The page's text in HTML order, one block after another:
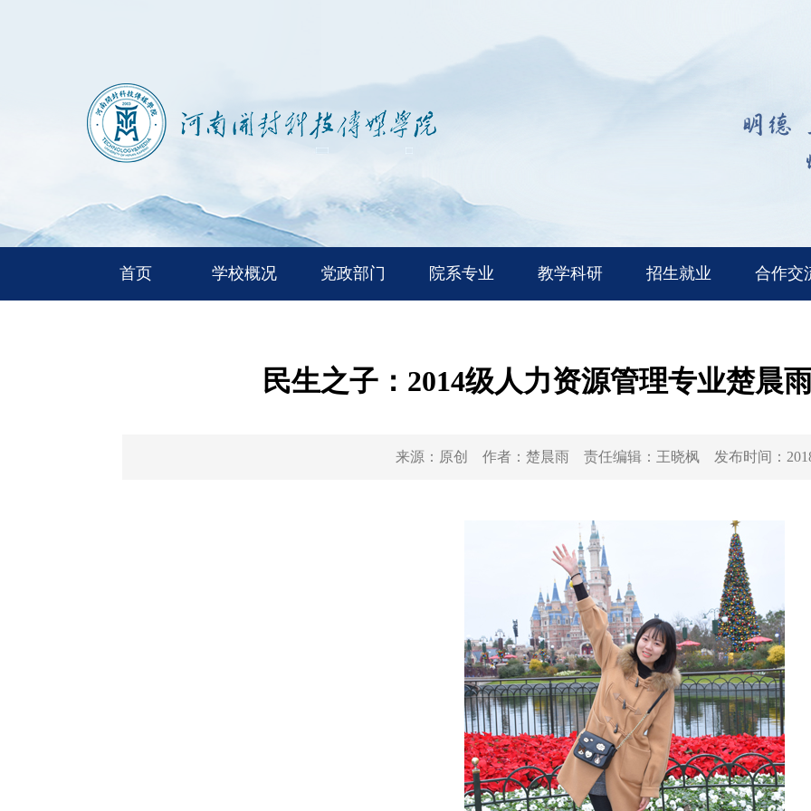
首页 学校概况 党政部门 院系专业 教学科研 招生就业 合作交
民生之子：2014级人力资源管理专业楚
来源： 原创 作者： 楚晨雨 责任编辑： 王晓枫 发布时间：